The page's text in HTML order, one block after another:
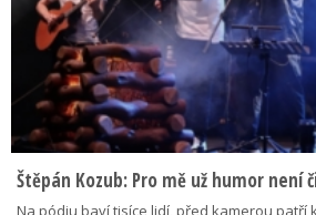
Štěpán Kozub: Pro mě už humor
Na pódiu baví tisíce lidí, před kamerou patří